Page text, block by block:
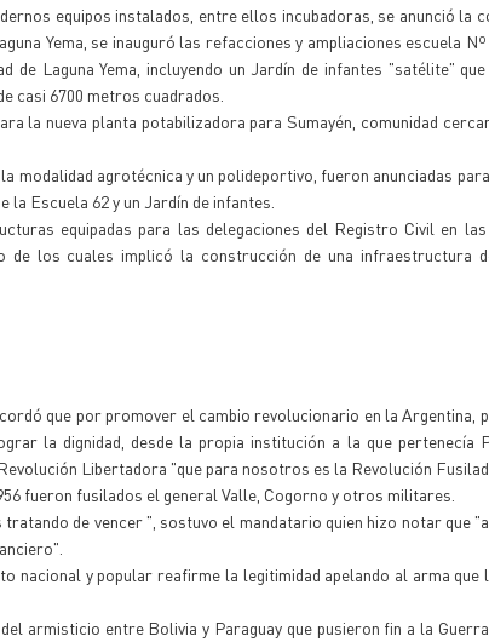
equipos instalados, entre ellos incubadoras, se anunció la
Yema, se inauguró las refacciones y ampliaciones escuela
Laguna Yema, incluyendo un Jardín de infantes "satélite"
casi 6700 metros cuadrados.
la nueva planta potabilizadora para Sumayén, comunidad
modalidad agrotécnica y un polideportivo, fueron anunciadas
Escuela 62 y un Jardín de infantes.
equipadas para las delegaciones del Registro Civil en
de los cuales implicó la construcción de una infraestructura
que por promover el cambio revolucionario en la Argentina,
la dignidad, desde la propia institución a la que pertenecía
Libertadora "que para nosotros es la Revolución
fueron fusilados el general Valle, Cogorno y otros militares.
de vencer ", sostuvo el mandatario quien hizo notar que
nacional y popular reafirme la legitimidad apelando al arma
armisticio entre Bolivia y Paraguay que pusieron fin a la